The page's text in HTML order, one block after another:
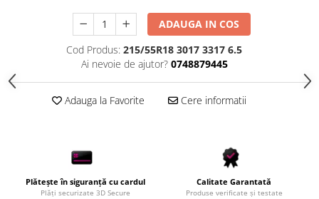
ADAUGA IN COS
Cod Produs: 215/55R18 3017 3317 6.5
Ai nevoie de ajutor? 0748879445
Adauga la Favorite Cere informatii
Plătește în siguranță cu cardul
Plăți securizate 3D Secure
Calitate Garantată
Produse verificate și testate